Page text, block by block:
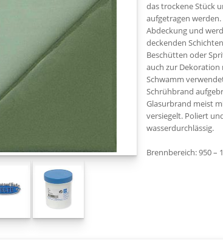
das trockene Stück
aufgetragen
Abdeckung und
deckenden
Beschütten oder
auch zur
Schwamm
Schrühbrand
Glasurbrand meist
versiegelt. Poliert
wasserdurchlässig.
Brennbereich: 950 –